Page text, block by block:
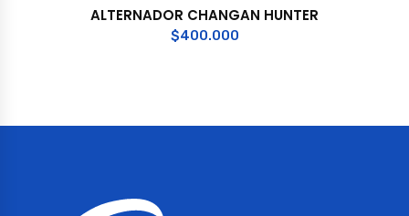
ALTERNADOR CHANGAN HUNTER
$400.000